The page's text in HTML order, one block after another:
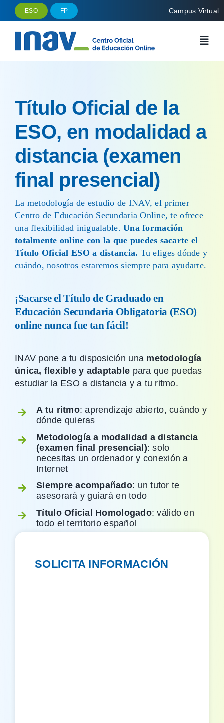
Saltar
contenido
ESO FP Campus Virtual
Título Oficial de la
ESO, en modalidad a
distancia (examen
final presencial)
La metodología de estudio de INAV, el primer
Centro de Educación Secundaria Online, te ofrece
una flexibilidad inigualable.Una formación
totalmente online con la que puedes sacarte el
Título Oficial ESO a distancia. Tu eliges dónde y
cuándo, nosotros estaremos siempre para ayudarte.
¡Sacarse el Título de Graduado en
Educación Secundaria Obligatoria (ESO)
online nunca fue tan fácil!
INAV pone a tu disposición una metodología
única, flexible y adaptable para que puedas
estudiar la ESO a distancia y a tu ritmo.
A tu ritmo: aprendizaje abierto, cuándo y
dónde quieras
Metodología a modalidad a distancia
(examen final presencial): solo
necesitas un ordenador y conexión a
Internet
Siempre acompañado: un tutor te
asesorará y guiará en todo
Título Oficial Homologado: válido en
todo el territorio español
SOLICITA INFORMACIÓN